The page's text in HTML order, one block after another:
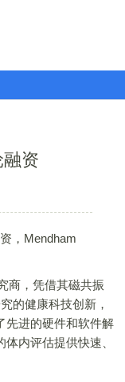
资
，Mendham
，凭借其磁共振
的健康科技创新，
先进的硬件和软件解
内评估提供快速、